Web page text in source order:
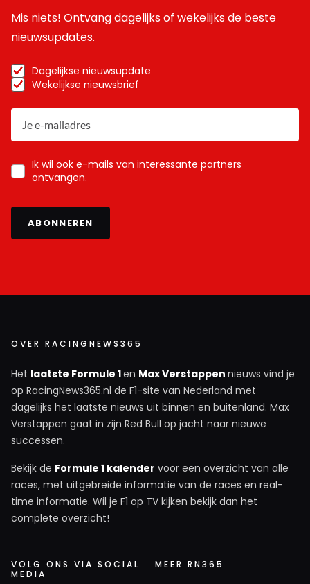
Mis niets! Ontvang dagelijks of wekelijks de beste
nieuwsupdates.
Dagelijkse nieuwsupdate
Wekelijkse nieuwsbrief
Ik wil ook e-mails van interessante partners
ontvangen.
ABONNEREN
OVER RACINGNEWS365
Het laatste Formule 1en Max Verstappen nieuws vind je
op RacingNews365.nl de F1-site van Nederland met
dagelijks het laatste nieuws uit binnen en buitenland. Max
Verstappen gaat in zijn Red Bull op jacht naar nieuwe
successen.
Bekijk de Formule 1 kalender voor een overzicht van alle
races, met uitgebreide informatie van de races en real-
time informatie. Wil je F1 op TV kijken bekijk dan het
complete overzicht!
VOLG ONS VIA SOCIAL
MEDIA
MEER RN365